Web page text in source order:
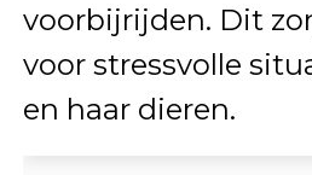
voorbijrijden. Dit
voor stressvolle
en haar dieren.